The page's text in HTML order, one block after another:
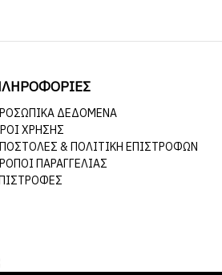
ΔΕΔΟΜΈΝΑ
ΧΡΉΣΗΣ
& ΠΟΛΙΤΙΚΉ ΕΠΙΣΤΡΟΦΏΝ
ΠΑΡΑΓΓΕΛΊΑΣ